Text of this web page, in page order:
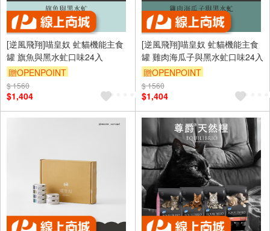
[逆風飛翔]喵皇奴 虻貓機能主食
罐 旗魚與黑水虻口味24入
贈OPENPOINT
$ 1560
$1,404
[逆風飛翔]喵皇奴 虻貓機能主食
罐 雞肉海瓜子與黑水虻口味24入
贈OPENPOINT
$ 1560
$1,404